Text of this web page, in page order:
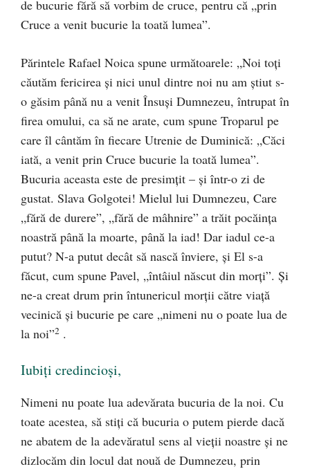
de bucurie fără să vorbim de cruce, pentru că „prin
Cruce a venit bucurie la toată lumea”.
Părintele Rafael Noica spune următoarele: „Noi toţi
căutăm fericirea şi nici unul dintre noi nu am ştiut s-
o găsim până nu a venit Însuşi Dumnezeu, întrupat în
firea omului, ca să ne arate, cum spune Troparul pe
care îl cântăm în fiecare Utrenie de Duminică: „Căci
iată, a venit prin Cruce bucurie la toată lumea”.
Bucuria aceasta este de presimţit – şi într-o zi de
gustat. Slava Golgotei! Mielul lui Dumnezeu, Care
„fără de durere”, „fără de mâhnire” a trăit pocăinţa
noastră până la moarte, până la iad! Dar iadul ce-a
putut? N-a putut decât să nască înviere, şi El s-a
făcut, cum spune Pavel, „întâiul născut din morţi”. Şi
ne-a creat drum prin întunericul morţii către viaţă
vecinică şi bucurie pe care „nimeni nu o poate lua de
la noi”2 .
Iubiți credincioși,
Nimeni nu poate lua adevărata bucuria de la noi. Cu
toate acestea, să stiți că bucuria o putem pierde dacă
ne abatem de la adevăratul sens al vieții noastre și ne
dizlocăm din locul dat nouă de Dumnezeu, prin